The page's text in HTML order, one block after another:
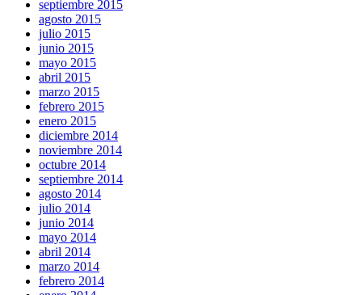
septiembre 2015
agosto 2015
julio 2015
junio 2015
mayo 2015
abril 2015
marzo 2015
febrero 2015
enero 2015
diciembre 2014
noviembre 2014
octubre 2014
septiembre 2014
agosto 2014
julio 2014
junio 2014
mayo 2014
abril 2014
marzo 2014
febrero 2014